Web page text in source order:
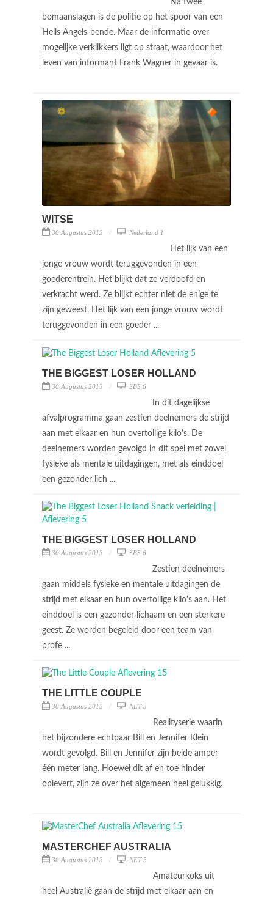
Na twee
bomaanslagen is de politie op het spoor van een
Hells Angels-bende. Maar de informatie over
mogelijke verklikkers ligt op straat, waardoor het
leven van informant Frank Wagner in gevaar is.
WITSE
30 Augustus 2013 Nederland 1
Het lijk van een
jonge vrouw wordt teruggevonden in een
goederentrein. Het blijkt dat ze verdoofd en
verkracht werd. Ze blijkt echter niet de enige te
zijn geweest. Het lijk van een jonge vrouw wordt
teruggevonden in een goeder ...
THE BIGGEST LOSER HOLLAND
30 Augustus 2013 SBS 6
In dit dagelijkse
afvalprogramma gaan zestien deelnemers de strijd
aan met elkaar en hun overtollige kilo's. De
deelnemers worden gevolgd in dit spel met zowel
fysieke als mentale uitdagingen, met als einddoel
een gezonder lich ...
THE BIGGEST LOSER HOLLAND
30 Augustus 2013 SBS 6
Zestien deelnemers
gaan middels fysieke en mentale uitdagingen de
strijd met elkaar en hun overtollige kilo's aan. Het
einddoel is een gezonder lichaam en een sterkere
geest. Ze worden begeleid door een team van
profe ...
THE LITTLE COUPLE
30 Augustus 2013 NET 5
Realityserie waarin
het bijzondere echtpaar Bill en Jennifer Klein
wordt gevolgd. Bill en Jennifer zijn beide amper
één meter lang. Hoewel dit af en toe hinder
oplevert, zijn ze over het algemeen heel gelukkig.
MASTERCHEF AUSTRALIA
30 Augustus 2013 NET 5
Amateurkoks uit
heel Australië gaan de strijd met elkaar aan en